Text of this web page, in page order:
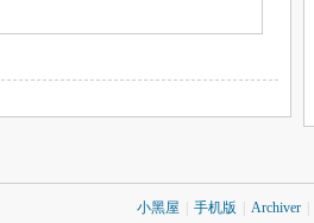
小黑屋 手机版 Archiver